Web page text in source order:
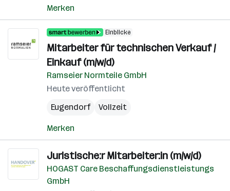
Merken
Einblicke
Mitarbeiter für technischen Verkauf /
Einkauf (m/w/d)
Ramseier Normteile GmbH
Heute veröffentlicht
Eugendorf
Vollzeit
Merken
Juristische:r Mitarbeiter:in (m/w/d)
HOGAST Care Beschaffungsdienstleistungs
GmbH